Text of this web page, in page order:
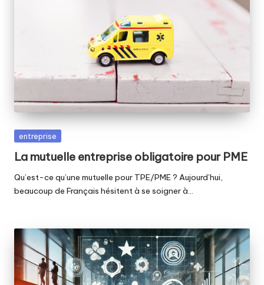
Posted
entreprise
La mutuelle entreprise obligatoire pour PME
Qu’est-ce qu’une mutuelle pour TPE/PME ? Aujourd’hui,
beaucoup de Français hésitent à se soigner à…